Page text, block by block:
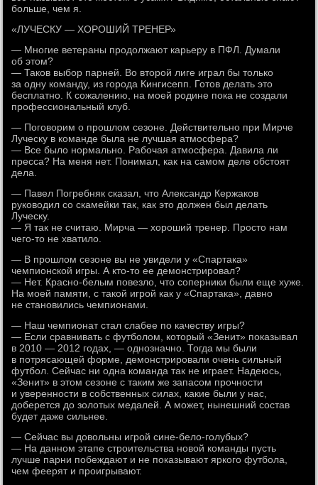
больше, чем я.
«ЛУЧЕСКУ — ХОРОШИЙ ТРЕНЕР»
— Многие ветераны продолжают карьеру в ПФЛ. Думали
об этом?
— Таков выбор парней. Во второй лиге играл бы только
за одну команду, из города Кингисепп. Готов делать это
бесплатно. К сожалению, на моей родине пока не создали
профессиональный клуб.
— Поговорим о прошлом сезоне. Действительно при Мирче
Луческу в команде была не лучшая атмосфера?
— Все было нормально. Рабочая атмосфера. Давила ли
пресса? На меня нет. Понимал, как на самом деле обстоят
дела.
— Павел Погребняк сказал, что Александр Кержаков
руководил со скамейки так, как это должен был делать
Луческу.
— Я так не считаю. Мирча — хороший тренер. Просто нам
чего-то не хватило.
— В прошлом сезоне вы не увидели у «Спартака»
чемпионской игры. А кто-то ее демонстрировал?
— Нет. Красно-белым повезло, что соперники были еще хуже.
На моей памяти, с такой игрой как у «Спартака», давно
не становились чемпионами.
— Наш чемпионат стал слабее по качеству игры?
— Если сравнивать с футболом, который «Зенит» показывал
в 2010 — 2012 годах, — однозначно. Тогда мы были
в потрясающей форме, демонстрировали очень сильный
футбол. Сейчас ни одна команда так не играет. Надеюсь,
«Зенит» в этом сезоне с таким же запасом прочности
и уверенности в собственных силах, какие были у нас,
доберется до золотых медалей. А может, нынешний состав
будет даже сильнее.
— Сейчас вы довольны игрой сине-бело-голубых?
— На данном этапе строительства новой команды пусть
лучше парни побеждают и не показывают яркого футбола,
чем феерят и проигрывают.